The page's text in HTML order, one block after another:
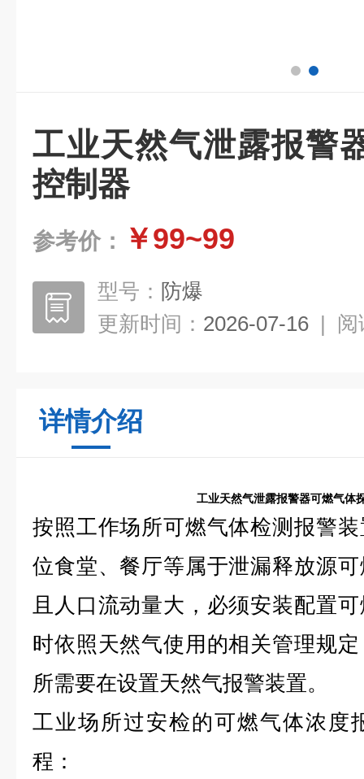
工业天然气泄露报警
控制器
参考价： ￥99~99
型号： 防爆
更新时间： 2026-07-16 | 阅
详情介绍
工业天然气泄露报警器可燃气体
按照工作场所可燃气体检测报警
位食堂、餐厅等属于泄漏释放源
且人口流动量大，必须安装配置
时依照天然气使用的相关管理规
所需要在设置天然气报警装置。
工业场所过安检的可燃气体浓度
程：